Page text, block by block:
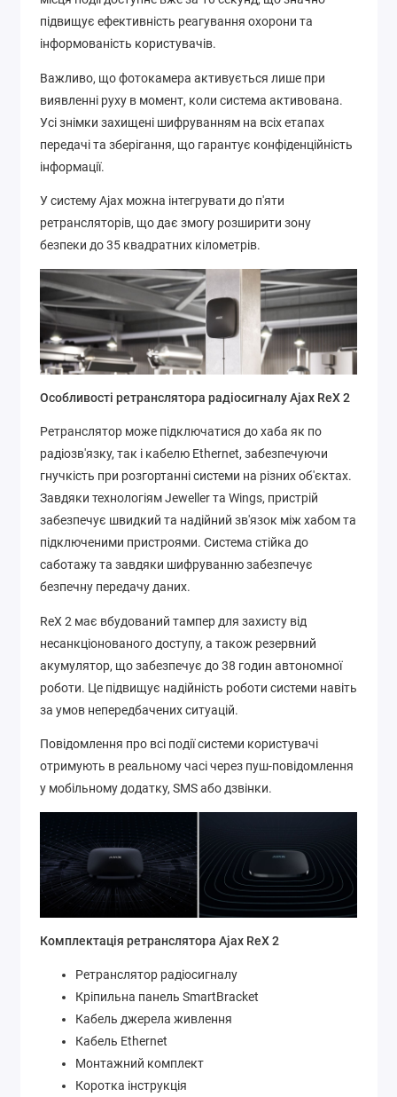
підвищує ефективність реагування охорони та
інформованість користувачів.
Важливо, що фотокамера активується лише при
виявленні руху в момент, коли система активована.
Усі знімки захищені шифруванням на всіх етапах
передачі та зберігання, що гарантує конфіденційність
інформації.
У систему Ajax можна інтегрувати до п'яти
ретрансляторів, що дає змогу розширити зону
безпеки до 35 квадратних кілометрів.
Особливості ретранслятора радіосигналу Ajax ReX 2
Ретранслятор може підключатися до хаба як по
радіозв'язку, так і кабелю Ethernet, забезпечуючи
гнучкість при розгортанні системи на різних об'єктах.
Завдяки технологіям Jeweller та Wings, пристрій
забезпечує швидкий та надійний зв'язок між хабом та
підключеними пристроями. Система стійка до
саботажу та завдяки шифруванню забезпечує
безпечну передачу даних.
ReX 2 має вбудований тампер для захисту від
несанкціонованого доступу, а також резервний
акумулятор, що забезпечує до 38 годин автономної
роботи. Це підвищує надійність роботи системи навіть
за умов непередбачених ситуацій.
Повідомлення про всі події системи користувачі
отримують в реальному часі через пуш-повідомлення
у мобільному додатку, SMS або дзвінки.
Комплектація ретранслятора Ajax ReX 2
Ретранслятор радіосигналу
Кріпильна панель SmartBracket
Кабель джерела живлення
Кабель Ethernet
Монтажний комплект
Коротка інструкція